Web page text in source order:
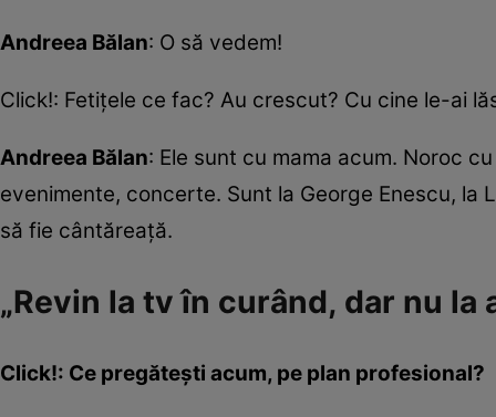
Andreea Bălan: O să vedem!
Click!: Fetițele ce fac? Au crescut? Cu cine le-ai
Andreea Bălan: Ele sunt cu mama acum. Noroc
evenimente, concerte. Sunt la George Enescu, la
să fie cântăreață.
„Revin la tv în curând, dar nu la
Click!: Ce pregătești acum, pe plan profesional?